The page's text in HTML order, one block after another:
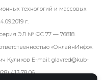
технологий и массовых
г.
ЭЛ № ФС 77 — 76818.
«ОнлайнИнфо».
Куликов E-mail: glavred@kub-
413 78 06.